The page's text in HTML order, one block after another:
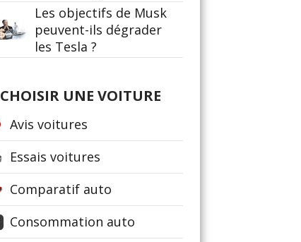
Les objectifs de Musk
peuvent-ils dégrader
les Tesla ?
CHOISIR UNE VOITURE
Avis voitures
Essais voitures
Comparatif auto
Consommation auto